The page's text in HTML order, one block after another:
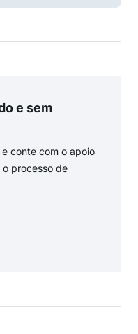
e sem
conte com o apoio
processo de